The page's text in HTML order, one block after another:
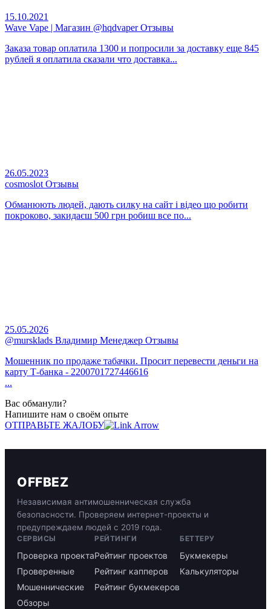
15.10.2021
Wave Vape | Магазин @hqdvaper Отзывы
Заказа товар оплатила 1300 и попросили за доставку еще 845
рублей я оплатила сказали что доставка...
26.05.2023
cosmoslot Отзывы
Обманюють людей, дають силку на сайт і відео що робити
покроково, закидаєш 500 грн робиш все по...
25.05.2026
@mursklads Владимир Менеджер Отзывы
Мошенник по продаже табачки. Просит перевести деньги на
карту Т-банка - 2200701727446616
...
Вас обманули?
Напишите нам о своём опыте
ОТПРАВЬТЕ ЖАЛОБУ
OFFBEZ
Независимая антимошенническая служба
безопасности. Проверяем интернет-проекты и
предупреждаем людей с 2019 года.
СЕРВИСЫ
Проверка проекта
Проверенные
Мошеннические
Обзоры
РЕЙТИНГИ
Рейтинг проектов
Рейтинг капперов
Рейтинг букмекеров
БЕТТЕРУ
Букмекеры
Калькуляторы